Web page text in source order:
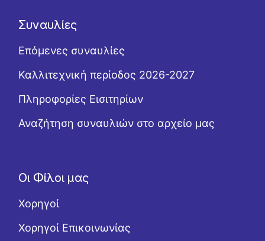
Συναυλίες
Επόμενες συναυλίες
Καλλιτεχνική περίοδος 2026-2027
Πληροφορίες Εισιτηρίων
Αναζήτηση συναυλιών στο αρχείο μας
Οι Φίλοι μας
Χορηγοί
Χορηγοί Επικοινωνίας